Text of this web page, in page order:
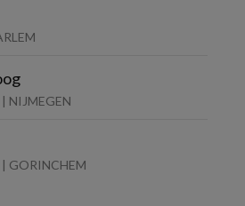
NIJMEGEN
GORINCHEM